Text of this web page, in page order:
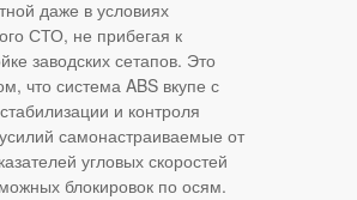
даже в условиях
СТО, не прибегая к
заводских сетапов. Это
что система ABS вкупе с
и контроля
самонастраиваемые от
угловых скоростей
блокировок по осям.